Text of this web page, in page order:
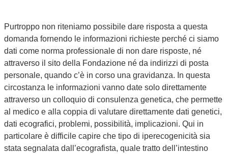
Purtroppo non riteniamo possibile dare risposta a questa
domanda fornendo le informazioni richieste perché ci siamo
dati come norma professionale di non dare risposte, né
attraverso il sito della Fondazione né da indirizzi di posta
personale, quando c’è in corso una gravidanza. In questa
circostanza le informazioni vanno date solo direttamente
attraverso un colloquio di consulenza genetica, che permette
al medico e alla coppia di valutare direttamente dati genetici,
dati ecografici, problemi, possibilità, implicazioni. Qui in
particolare è difficile capire che tipo di iperecogenicità sia
stata segnalata dall’ecografista, quale tratto dell’intestino